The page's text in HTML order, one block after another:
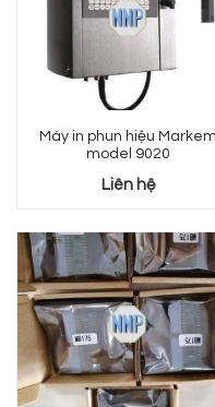
Máy in phun hiệu Markem
model 9020
Liên hệ